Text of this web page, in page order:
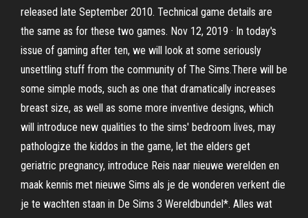
released late September 2010. Technical game details are
the same as for these two games. Nov 12, 2019 · In today's
issue of gaming after ten, we will look at some seriously
unsettling stuff from the community of The Sims.There will be
some simple mods, such as one that dramatically increases
breast size, as well as some more inventive designs, which
will introduce new qualities to the sims' bedroom lives, may
pathologize the kiddos in the game, let the elders get
geriatric pregnancy, introduce Reis naar nieuwe werelden en
maak kennis met nieuwe Sims als je de wonderen verkent die
je te wachten staan in De Sims 3 Wereldbundel*. Alles wat